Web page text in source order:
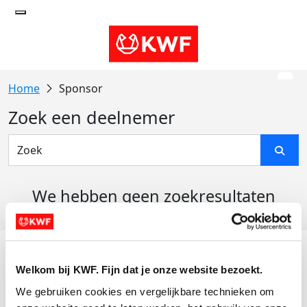
Welkom bij KWF. Fijn dat je onze website bezoekt.
We gebruiken cookies en vergelijkbare technieken om
Sponsor
Zoek een deelnemer
We hebben geen zoekresultaten
Actiematerialen
Evenementen